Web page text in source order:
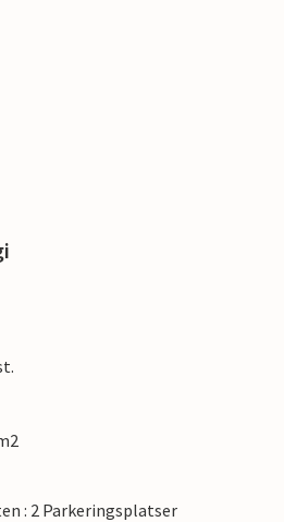
: 2 Parkeringsplatser